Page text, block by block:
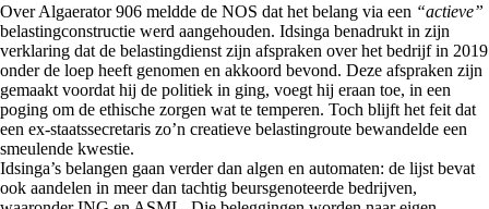
Over Algaerator 906 meldde de NOS dat het belang via een “actieve”
belastingconstructie werd aangehouden. Idsinga benadrukt in zijn
verklaring dat de belastingdienst zijn afspraken over het bedrijf in 2019
onder de loep heeft genomen en akkoord bevond. Deze afspraken zijn
gemaakt voordat hij de politiek in ging, voegt hij eraan toe, in een
poging om de ethische zorgen wat te temperen. Toch blijft het feit dat
een ex-staatssecretaris zo’n creatieve belastingroute bewandelde een
smeulende kwestie.
Idsinga’s belangen gaan verder dan algen en automaten: de lijst bevat
ook aandelen in meer dan tachtig beursgenoteerde bedrijven,